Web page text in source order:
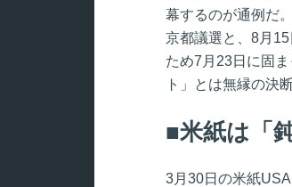
幕するのが通例だ
京都議選と、8月
ため7月23日に固
ト」とは無縁の決
米紙は「
3月30日の米紙